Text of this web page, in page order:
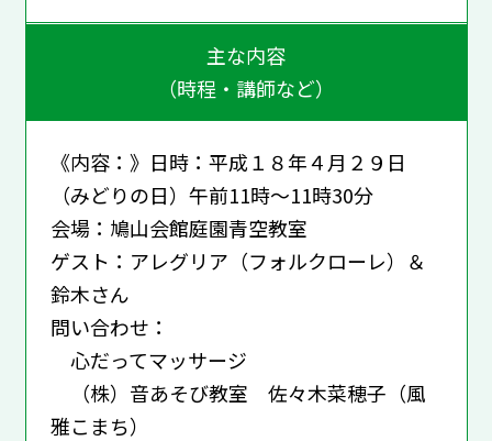
主な内容
（時程・講師など）
《内容：》日時：平成１８年４月２９日
（みどりの日）午前11時～11時30分
会場：鳩山会館庭園青空教室
ゲスト：アレグリア（フォルクローレ）＆
鈴木さん
問い合わせ：
心だってマッサージ
（株）音あそび教室 佐々木菜穂子（風
雅こまち）